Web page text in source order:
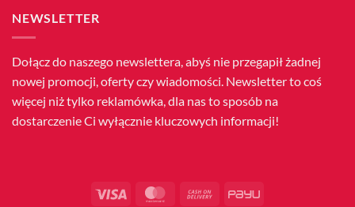
NEWSLETTER
Dołącz do naszego newslettera, abyś nie przegapił żadnej
nowej promocji, oferty czy wiadomości. Newsletter to coś
więcej niż tylko reklamówka, dla nas to sposób na
dostarczenie Ci wyłącznie kluczowych informacji!
Visa MasterCardCash
PayU